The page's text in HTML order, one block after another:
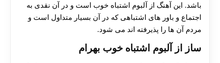
باشد. این آهنگ از آلبوم اشتباه خوب است و در آن نقدی به
اجتماع و باور های اشتباهی که در آن بسیار متداول است و
مردم آن ها را پذیرفته اند می شود.
ساز از آلبوم اشتباه خوب بهرام